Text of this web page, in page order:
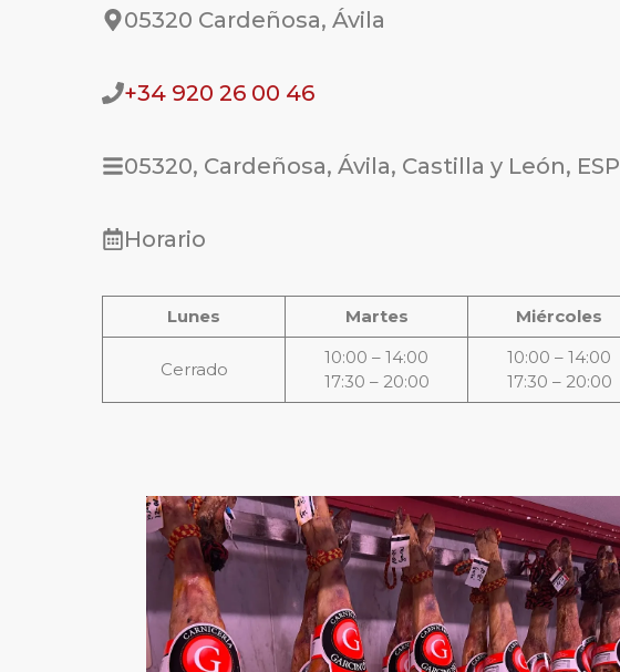
05320 Cardeñosa, Ávila
+34 920 26 00 46
05320, Cardeñosa, Ávila, Castilla y León, ESP
Horario
Lunes Martes Miércoles
Cerrado
10:00 – 14:00
17:30 – 20:00
10:00 – 14:00
17:30 – 20:00